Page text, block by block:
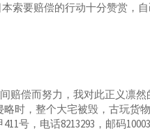
索要赔偿的行动十分赞赏，
偿而努力，我对此正义凛然
，整个大宅被毁，古玩货物
，电话8213293，邮码